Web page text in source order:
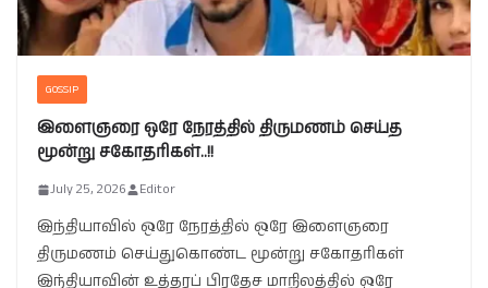
GOSSIP
இளைஞரை ஒரே நேரத்தில் திருமணம் செய்த
மூன்று சகோதரிகள்..!!
July 25, 2026 Editor
இந்தியாவில் ஒரே நேரத்தில் ஒரே இளைஞரை
திருமணம் செய்துகொண்ட மூன்று சகோதரிகள்
இந்தியாவின் உத்தரப் பிரதேச மாநிலத்தில் ஒரே